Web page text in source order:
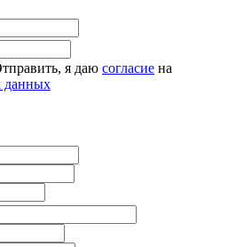
я даю согласие на
данных